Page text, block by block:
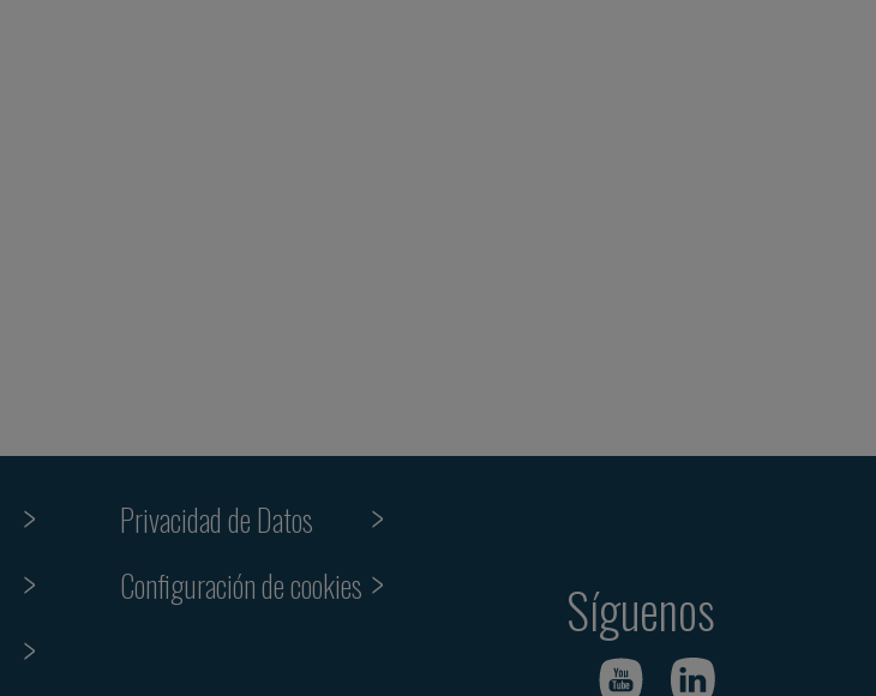
Privacidad de Datos
Configuración de cookies
Síguenos